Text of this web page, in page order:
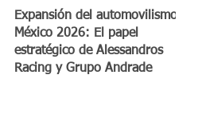
Expansión del automovilismo en
México 2026: El papel
estratégico de Alessandros
Racing y Grupo Andrade